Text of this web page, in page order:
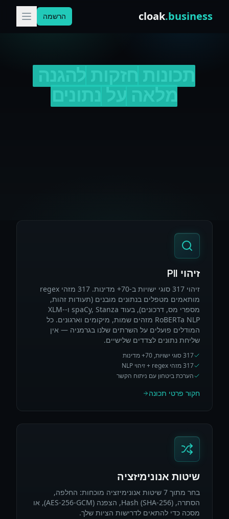
cloak.business הרשמה
תכונות חזקות להגנה מלאה על נתונים
זיהוי PII
זיהוי 317 סוגי ישויות ב-70+ מדינות. 317 מזהי regex
מותאמים מטפלים בנתונים מובנים (תעודות זהות,
מספרי מס, דרכונים), בעוד spaCy, Stanza ו-XLM-
RoBERTa NLP מזהים שמות, מיקומים וארגונים. כל
המודלים פועלים על השרתים שלנו בגרמניה — אין
שליחת נתונים לצדדים שלישיים.
317 סוגי ישויות, 70+ מדינות
317 מזהי regex + זיהוי NLP
הערכת ביטחון עם ניתוח הקשר
חקור פרטי תכונה
שיטות אנונימיזציה
בחר מתוך 7 שיטות אנונימיזציה מוכחות: החלפה,
הסתרה, Hash (SHA-256), הצפנה (AES-256-GCM), או
מסכה כדי להתאים לדרישות הציות שלך.